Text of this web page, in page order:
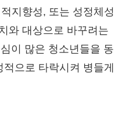
지향성, 또는 성정체성
와 대상으로 바꾸려는
이 많은 청소년들을 동
으로 타락시켜 병들게